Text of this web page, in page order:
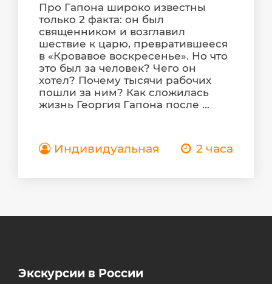
Про Гапона широко известны
только 2 факта: он был
священником и возглавил
шествие к царю, превратившееся
в «Кровавое воскресенье». Но что
это был за человек? Чего он
хотел? Почему тысячи рабочих
пошли за ним? Как сложилась
жизнь Георгия Гапона после ...
Индивидуальная 2 часа
Экскурсии в России